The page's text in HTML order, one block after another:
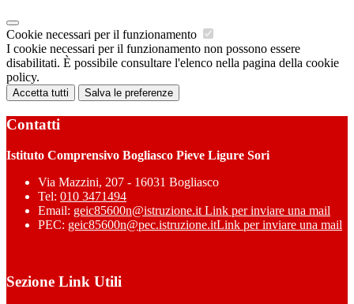
Cookie necessari per il funzionamento
I cookie necessari per il funzionamento non possono essere
disabilitati. È possibile consultare l'elenco nella pagina della cookie
policy.
Accetta tutti Salva le preferenze
Contatti
Istituto Comprensivo Bogliasco Pieve Ligure Sori
Via Mazzini, 207 - 16031 Bogliasco
Tel: 010 3471494
Email: geic85600n@istruzione.it Link per inviare una mail
PEC: geic85600n@pec.istruzione.itLink per inviare una mail
Sezione Link Utili